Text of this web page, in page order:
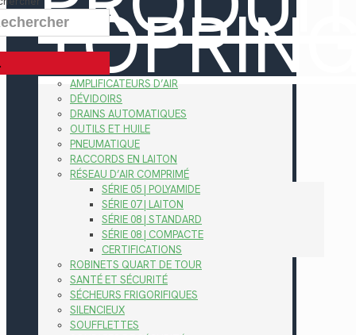
AMPLIFICATEURS D’AIR
DÉVIDOIRS
DRAINS AUTOMATIQUES
OUTILS ET HUILE
PNEUMATIQUE
RACCORDS EN LAITON
RÉSEAU D’AIR COMPRIMÉ
SÉRIE 05 | POLYAMIDE
SÉRIE 07 | LAITON
SÉRIE 08 | STANDARD
SÉRIE 08 | COMPACTE
CERTIFICATIONS
ROBINETS QUART DE TOUR
SANTÉ ET SÉCURITÉ
SÉCHEURS FRIGORIFIQUES
SILENCIEUX
SOUFFLETTES